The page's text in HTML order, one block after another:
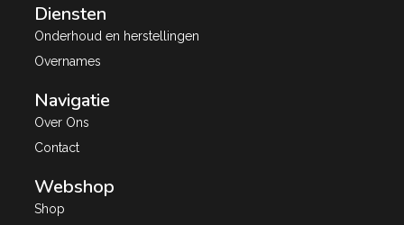
Diensten
Onderhoud en herstellingen
Overnames
Navigatie
Over Ons
Contact
Webshop
Shop